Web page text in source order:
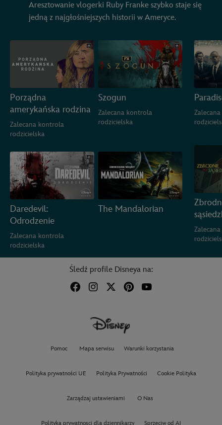
Aresztowanie vlogerki Ruby Franke szybko staje się
jedną z najgłośniejszych historii w Ameryce.
Porządna
amerykańska rodzina
Zalecana kontrola
rodzicielska
Szogun
Zalecana kontrola
rodzicielska
Daredevil:
Odrodzenie
Zalecana kontrola
rodzicielska
The Mandalorian
Śledź profile Disneya na:
Pomoc Mapa serwisu Warunki korzystania
Polityka prywatności UE Polityka Prywatności Cookie Polityka
Zarządzaj ustawieniami O Nas
Polityka prywatnosci dla dziennikarzy Sprzeciw od AI